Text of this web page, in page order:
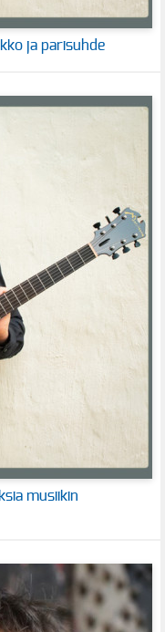
ja parisuhde
musiikin